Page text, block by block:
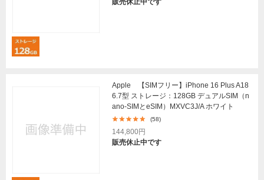
Apple 【SIMフリー】iPhone 16 Plus A18
6.7型 ストレージ：128GB デュアルSIM（n
ano-SIMとeSIM）MXVC3J/A ホワイト
(58)
144,800円
販売休止中です